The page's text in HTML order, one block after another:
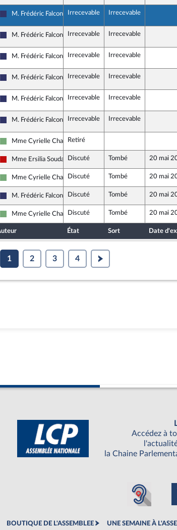
de l'amendement n°CE54
Rassemblement National
M. Frédéric Falcon Irrecevable Irrecevable
de l'amendement n°CE54
Rassemblement National
M. Frédéric Falcon Irrecevable Irrecevable
de l'amendement n°CE54
Rassemblement National
M. Frédéric Falcon Irrecevable Irrecevable
de l'amendement n°CE54
Rassemblement National
M. Frédéric Falcon Irrecevable Irrecevable
de l'amendement n°CE54
Rassemblement National
M. Frédéric Falcon Irrecevable Irrecevable
de l'amendement n°CE54
Rassemblement National
M. Frédéric Falcon Irrecevable Irrecevable
Écologiste et Social
Mme Cyrielle Chatelain
Retiré
La France insoumise - Nouveau Front Populaire
Mme Ersilia SoudaisDiscuté Tombé 20 mai
Écologiste et Social
Mme Cyrielle ChatelainDiscuté Tombé 20 mai
Rassemblement National
M. Frédéric Falcon Discuté Tombé 20 mai
Écologiste et Social
Mme Cyrielle ChatelainDiscuté Tombé 20 mai
État Sort Date
1 2 3 4
Accédez à
la Chaine
BOUTIQUE DE L'ASSEMBLEE UNE SEMAINE À